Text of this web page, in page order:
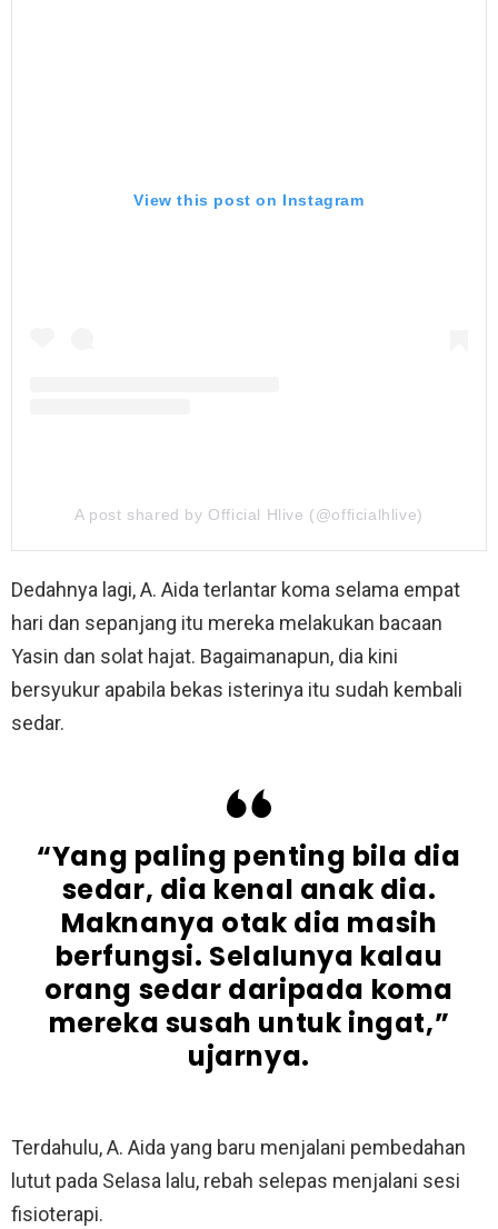
View this post on Instagram
A post shared by Official Hlive (@officialhlive)
Dedahnya lagi, A. Aida terlantar koma selama empat
hari dan sepanjang itu mereka melakukan bacaan
Yasin dan solat hajat. Bagaimanapun, dia kini
bersyukur apabila bekas isterinya itu sudah kembali
sedar.
“Yang paling penting bila dia
sedar, dia kenal anak dia.
Maknanya otak dia masih
berfungsi. Selalunya kalau
orang sedar daripada koma
mereka susah untuk ingat,”
ujarnya.
Terdahulu, A. Aida yang baru menjalani pembedahan
lutut pada Selasa lalu, rebah selepas menjalani sesi
fisioterapi.